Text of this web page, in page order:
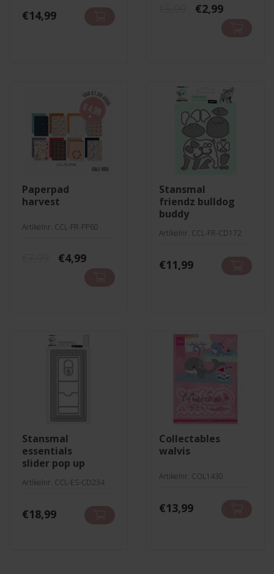
€14,99 €2,99Huidige
prijs
is:
paperpad
harvest
Artikelnr. CCL-FR-PP60
Oorspronkelijke
€4,99Huidige
prijs
is:
stansmal
friendz bulldog
buddy
Artikelnr. CCL-FR-CD172
€11,99
stansmal
essentials
slider pop up
Artikelnr. CCL-ES-CD234
€18,99
collectables
walvis
Artikelnr. COL1430
€13,99